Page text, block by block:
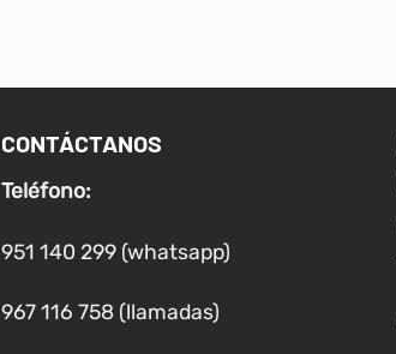
variantes.
opciones
se
pueden
en
página
variantes.
CONTÁCTANOS
Teléfono:
951 140 299 (whatsapp)
967 116 758 (llamadas)